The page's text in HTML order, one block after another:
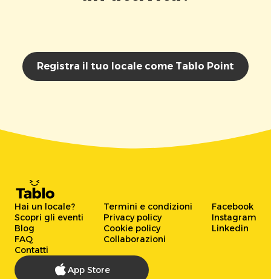
Registra il tuo locale come Tablo Point
Hai un locale?
Scopri gli eventi
Blog
FAQ
Contatti
Termini e condizioni
Privacy policy
Cookie policy
Collaborazioni
Facebook
Instagram
Linkedin
App Store